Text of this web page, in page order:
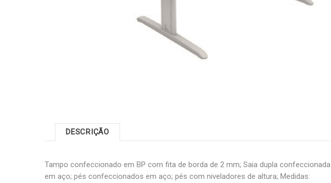
DESCRIÇÃO
Tampo confeccionado em BP com fita de borda de 2 mm; Saia dupla confeccionada
em aço; pés confeccionados em aço; pés com niveladores de altura; Medidas: